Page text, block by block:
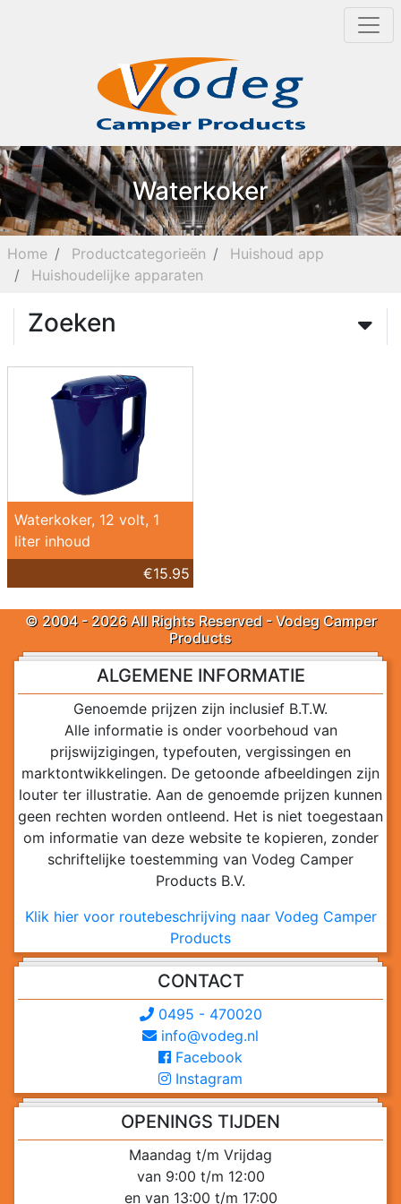
Waterkoker
Home Productcategorieën
Huishoud app
Huishoudelijke apparaten
Zoeken
Waterkoker, 12 volt, 1
liter inhoud
€15.95
© 2004 - 2026 All Rights Reserved - Vodeg Camper
Products
ALGEMENE INFORMATIE
Genoemde prijzen zijn inclusief B.T.W.
Alle informatie is onder voorbehoud van
prijswijzigingen, typefouten, vergissingen en
marktontwikkelingen. De getoonde afbeeldingen zijn
louter ter illustratie. Aan de genoemde prijzen kunnen
geen rechten worden ontleend. Het is niet toegestaan
om informatie van deze website te kopieren, zonder
schriftelijke toestemming van Vodeg Camper
Products B.V.
Klik hier voor routebeschrijving naar Vodeg Camper
Products
CONTACT
0495 - 470020
info@vodeg.nl
Facebook
Instagram
OPENINGS TIJDEN
Maandag t/m Vrijdag
van 9:00 t/m 12:00
en van 13:00 t/m 17:00